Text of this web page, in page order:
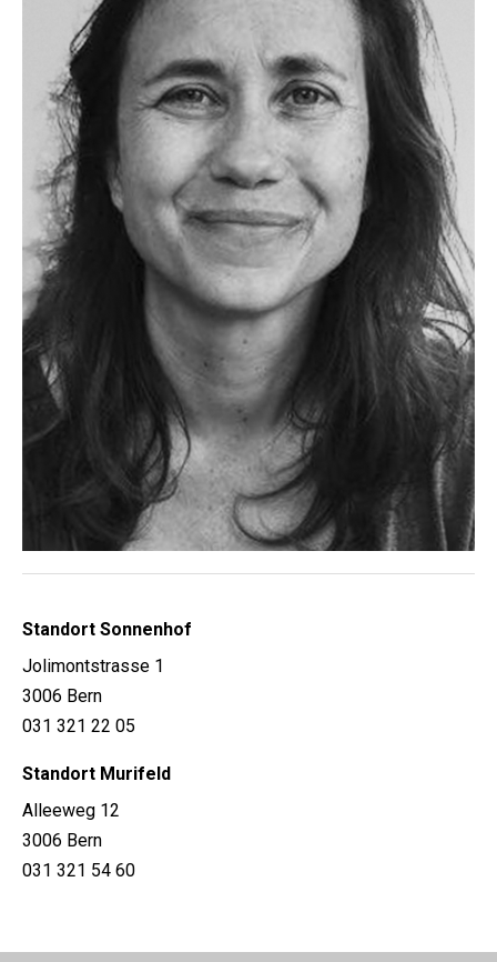
Standort Sonnenhof
Jolimontstrasse 1
3006 Bern
031 321 22 05
Standort Murifeld
Alleeweg 12
3006 Bern
031 321 54 60